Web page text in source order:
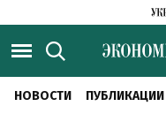
НОВОСТИ ПУБЛИКАЦИИ